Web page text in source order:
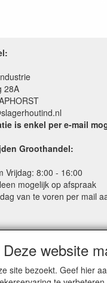
28A
is enkel per e-mail
Groothandel:
Vrijdag: 8:00 - 16:00
mogelijk op afspraak
van te voren per mail
website
site bezoekt. Geef hier